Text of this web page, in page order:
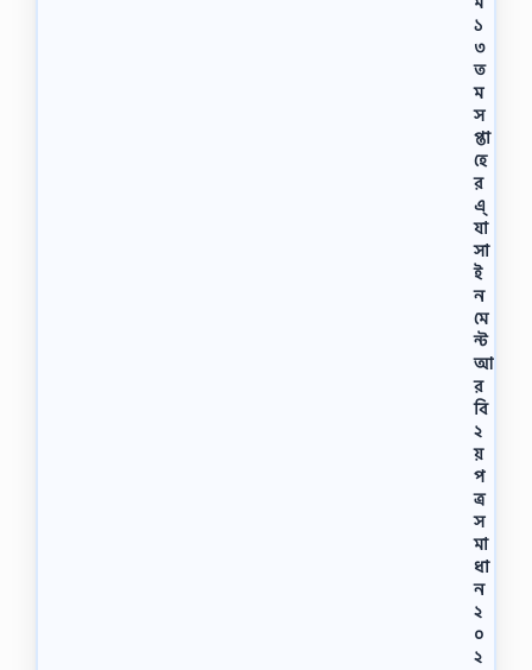
১
৩
ত
ম
স
প্তা
হে
র
এ্
যা
সা
ই
ন
মে
ন্ট
আ
র
বি
২
য়
প
ত্র
স
মা
ধা
ন
২
০
২